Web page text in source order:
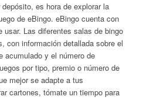
es hora de explorar la
de eBingo. eBingo cuenta con
Las diferentes salas de bingo
con información detallada sobre el
acumulado y el número de
por tipo, premio o número de
mejor se adapte a tus
cartones, tómate un tiempo para